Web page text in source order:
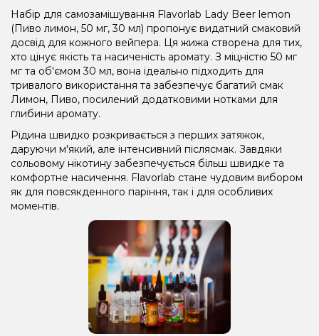
Набір для самозамішування Flavorlab Lady Beer lemon
(Пиво лимон, 50 мг, 30 мл) пропонує видатний смаковий
досвід для кожного вейпера. Ця жижа створена для тих,
хто цінує якість та насиченість аромату. З міцністю 50 мг
мг та об'ємом 30 мл, вона ідеально підходить для
тривалого використання та забезпечує багатий смак
Лимон, Пиво, посилений додатковими нотками для
глибини аромату.
Рідина швидко розкривається з перших затяжок,
даруючи м'який, але інтенсивний післясмак. Завдяки
сольовому нікотину забезпечується більш швидке та
комфортне насичення. Flavorlab стане чудовим вибором
як для повсякденного паріння, так і для особливих
моментів.